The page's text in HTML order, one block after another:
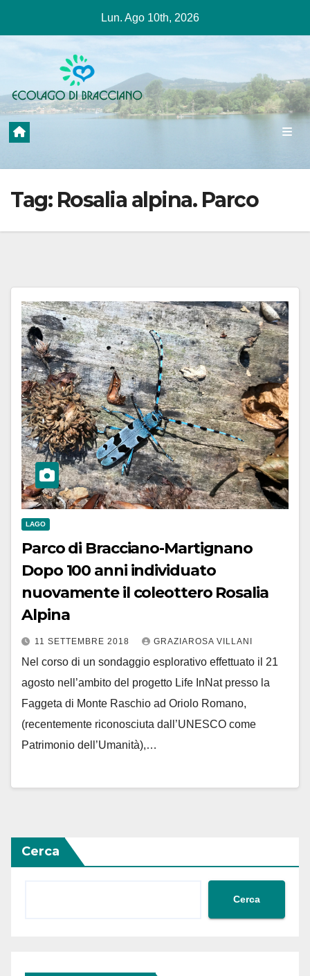
contenuto
Lun. Ago 10th, 2026
Tag: Rosalia alpina. Parco
LAGO
Parco di Bracciano-Martignano
Dopo 100 anni individuato
nuovamente il coleottero Rosalia
Alpina
11 SETTEMBRE 2018 GRAZIAROSA VILLANI
Nel corso di un sondaggio esplorativo effettuato il 21
agosto nell’ambito del progetto Life InNat presso la
Faggeta di Monte Raschio ad Oriolo Romano,
(recentemente riconosciuta dall’UNESCO come
Patrimonio dell’Umanità),…
Cerca
Cerca